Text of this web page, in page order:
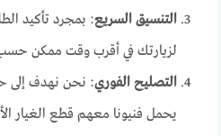
التنسيق السريع: بمجرد تأكيد
لزيارتك في أقرب وقت ممكن
التصليح الفوري: نحن نهدف إلى
يحمل فنيونا معهم قطع الغيار